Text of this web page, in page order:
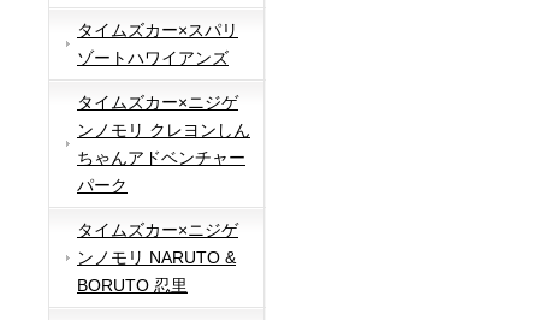
タイムズカー×スパリ
ゾートハワイアンズ
タイムズカー×ニジゲ
ンノモリ クレヨンしん
ちゃんアドベンチャー
パーク
タイムズカー×ニジゲ
ンノモリ NARUTO &
BORUTO 忍里